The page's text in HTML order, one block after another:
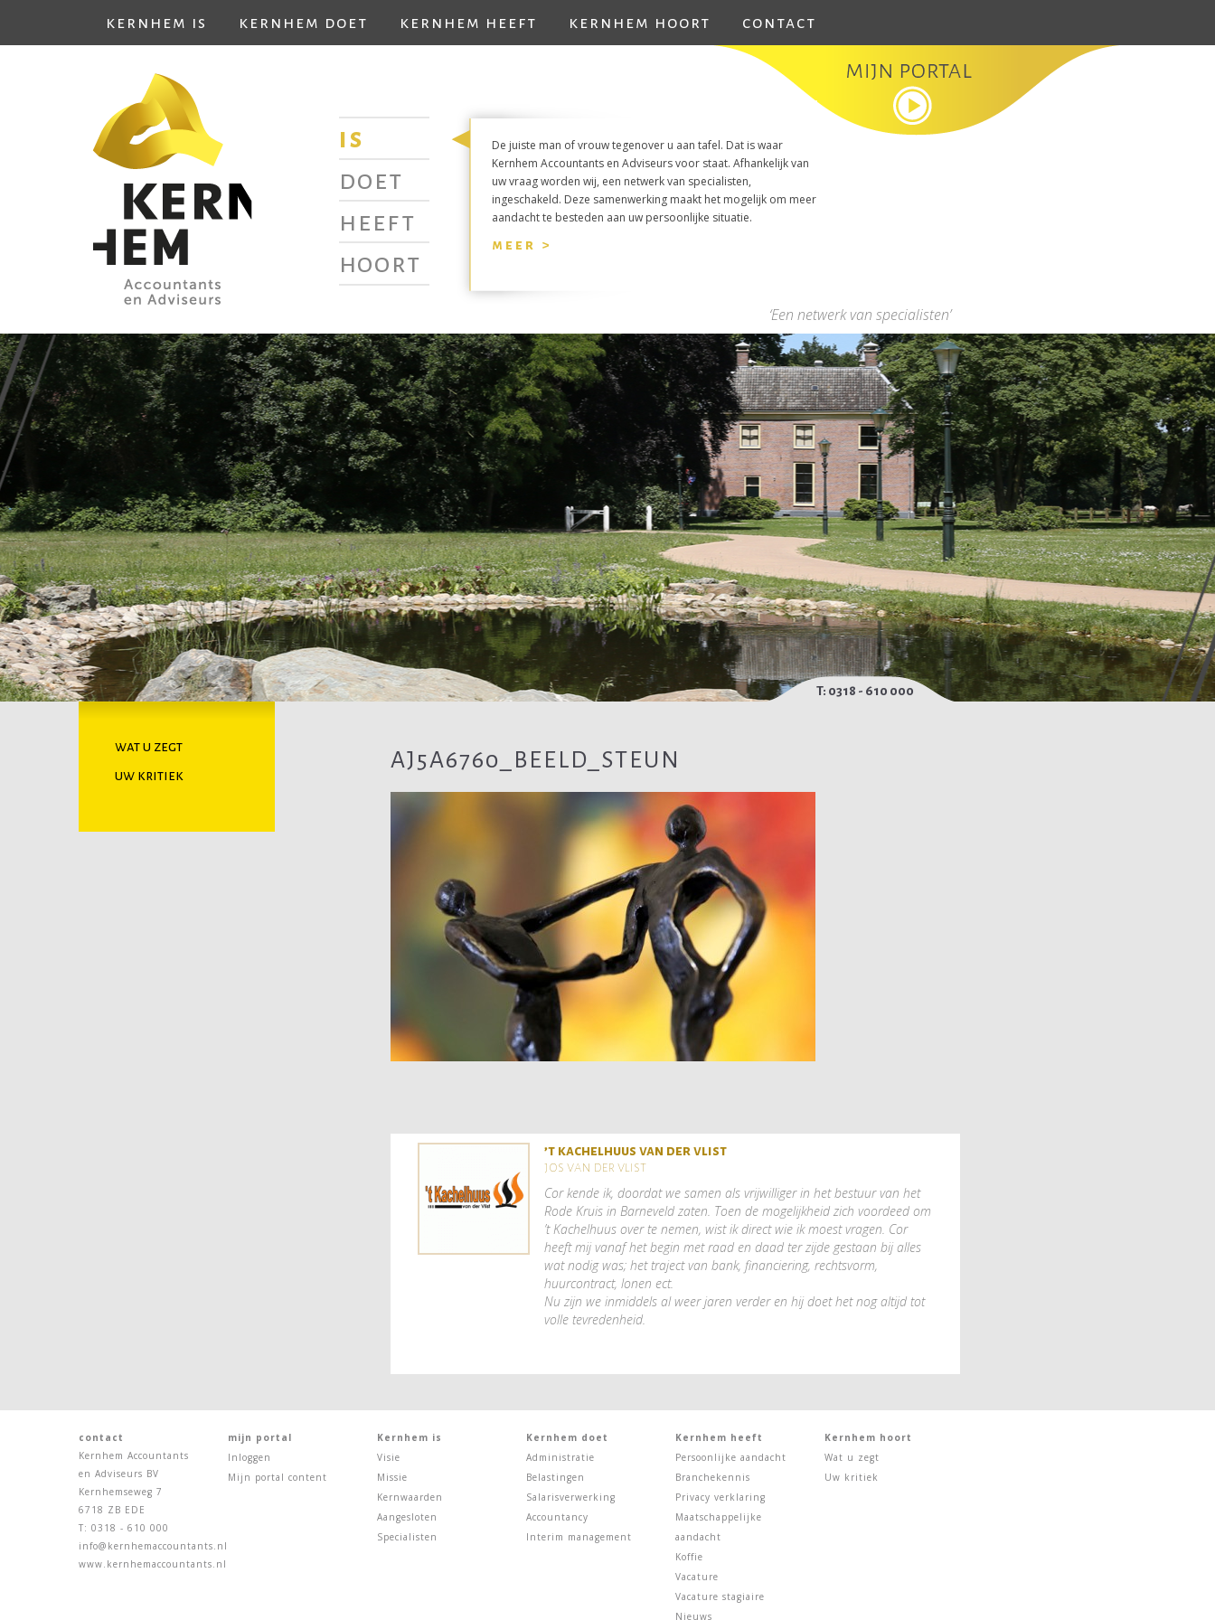
kernhem is kernhem doet kernhem heeft kernhem hoort contact
is
doet
heeft
hoort
De juiste man of vrouw tegenover u aan tafel. Dat is waar
Kernhem Accountants en Adviseurs voor staat. Afhankelijk van
uw vraag worden wij, een netwerk van specialisten,
ingeschakeld. Deze samenwerking maakt het mogelijk om meer
aandacht te besteden aan uw persoonlijke situatie.
meer >
‘Een netwerk van specialisten’
T: 0318 - 610 000
wat u zegt
uw kritiek
AJ5A6760_BEELD_STEUN
’t kachelhuus van der vlist
jos van der vlist
Cor kende ik, doordat we samen als vrijwilliger in het bestuur van het
Rode Kruis in Barneveld zaten. Toen de mogelijkheid zich voordeed om
’t Kachelhuus over te nemen, wist ik direct wie ik moest vragen. Cor
heeft mij vanaf het begin met raad en daad ter zijde gestaan bij alles
wat nodig was; het traject van bank, financiering, rechtsvorm,
huurcontract, lonen ect.
Nu zijn we inmiddels al weer jaren verder en hij doet het nog altijd tot
volle tevredenheid.
contact
Kernhem Accountants
en Adviseurs BV
Kernhemseweg 7
6718 ZB EDE
T: 0318 - 610 000
info@kernhemaccountants.nl
www.kernhemaccountants.nl
mijn portal
Inloggen
Mijn portal content
Kernhem is
Visie
Missie
Kernwaarden
Aangesloten
Specialisten
Kernhem doet
Administratie
Belastingen
Salarisverwerking
Accountancy
Interim management
Kernhem heeft
Persoonlijke aandacht
Branchekennis
Privacy verklaring
Maatschappelijke
aandacht
Koffie
Vacature
Vacature stagiaire
Nieuws
Kernhem hoort
Wat u zegt
Uw kritiek